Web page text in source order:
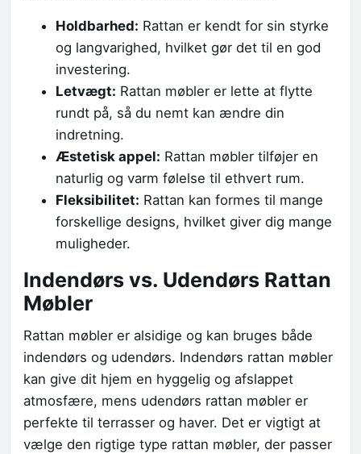
Holdbarhed: Rattan er kendt for sin styrke
og langvarighed, hvilket gør det til en god
investering.
Letvægt: Rattan møbler er lette at flytte
rundt på, så du nemt kan ændre din
indretning.
Æstetisk appel: Rattan møbler tilføjer en
naturlig og varm følelse til ethvert rum.
Fleksibilitet: Rattan kan formes til mange
forskellige designs, hvilket giver dig mange
muligheder.
Indendørs vs. Udendørs Rattan
Møbler
Rattan møbler er alsidige og kan bruges både
indendørs og udendørs. Indendørs rattan møbler
kan give dit hjem en hyggelig og afslappet
atmosfære, mens udendørs rattan møbler er
perfekte til terrasser og haver. Det er vigtigt at
vælge den rigtige type rattan møbler, der passer